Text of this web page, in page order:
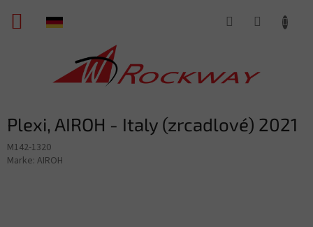
Inhalt
springen
WARENKORB
Plexi, AIROH - Italy (zrcadlové) 2021
M142-1320
Marke: AIROH